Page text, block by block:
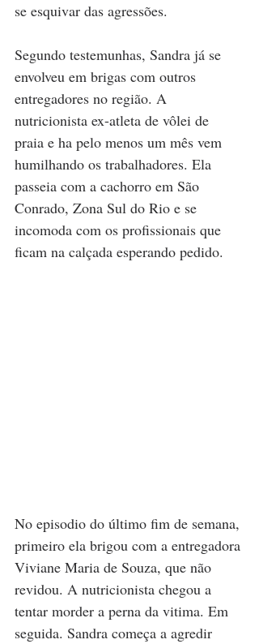
se esquivar das agressões.
Segundo testemunhas, Sandra já se
envolveu em brigas com outros
entregadores no região. A
nutricionista ex-atleta de vôlei de
praia e ha pelo menos um mês vem
humilhando os trabalhadores. Ela
passeia com a cachorro em São
Conrado, Zona Sul do Rio e se
incomoda com os profissionais que
ficam na calçada esperando pedido.
No episodio do último fim de semana,
primeiro ela brigou com a entregadora
Viviane Maria de Souza, que não
revidou. A nutricionista chegou a
tentar morder a perna da vitima. Em
seguida. Sandra começa a agredir